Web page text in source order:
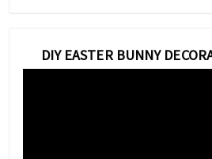
DIY EASTER BUNNY